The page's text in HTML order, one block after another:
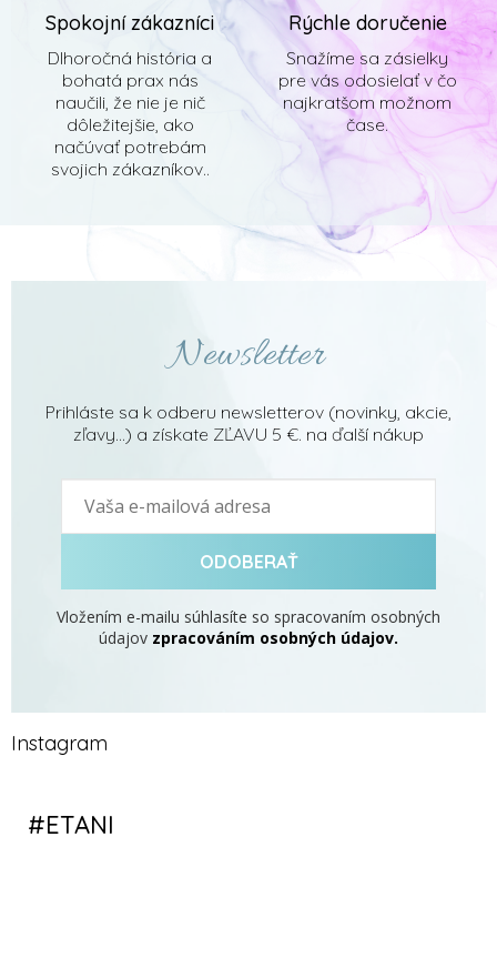
Spokojní zákazníci
Dlhoročná história a
bohatá prax nás
naučili, že nie je nič
dôležitejšie, ako
načúvať potrebám
svojich zákazníkov..
Rýchle doručenie
Snažíme sa zásielky
pre vás odosielať v čo
najkratšom možnom
čase.
Newsletter
Prihláste sa k odberu newsletterov (novinky, akcie,
zľavy...) a získate ZĽAVU 5 €. na ďalší nákup
ODOBERAŤ
Vložením e-mailu súhlasíte so spracovaním osobných
údajov zpracováním osobných údajov.
Instagram